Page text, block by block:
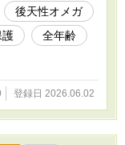
るくて幸せいっぱ
なオメガバース。
みなさまにも楽
後天性オメガ
護
全年齢
登録日 2026.06.02